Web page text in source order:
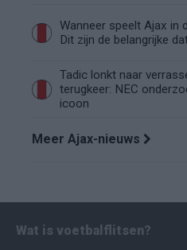
Wanneer speelt Ajax in
Dit zijn de belangrijke
Tadic lonkt naar
terugkeer: NEC
icoon
Meer Ajax-nieuws
Wat is voetbalflitsen?